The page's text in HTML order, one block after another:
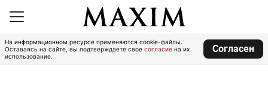
На информационном ресурсе применяются cookie-файлы.
Оставаясь на сайте, вы подтверждаете свое согласие на их
использование.
Согласен